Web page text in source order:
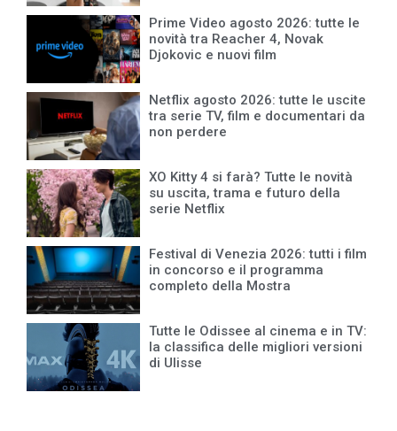
Prime Video agosto 2026: tutte le
novità tra Reacher 4, Novak
Djokovic e nuovi film
Netflix agosto 2026: tutte le uscite
tra serie TV, film e documentari da
non perdere
XO Kitty 4 si farà? Tutte le novità
su uscita, trama e futuro della
serie Netflix
Festival di Venezia 2026: tutti i film
in concorso e il programma
completo della Mostra
Tutte le Odissee al cinema e in TV:
la classifica delle migliori versioni
di Ulisse